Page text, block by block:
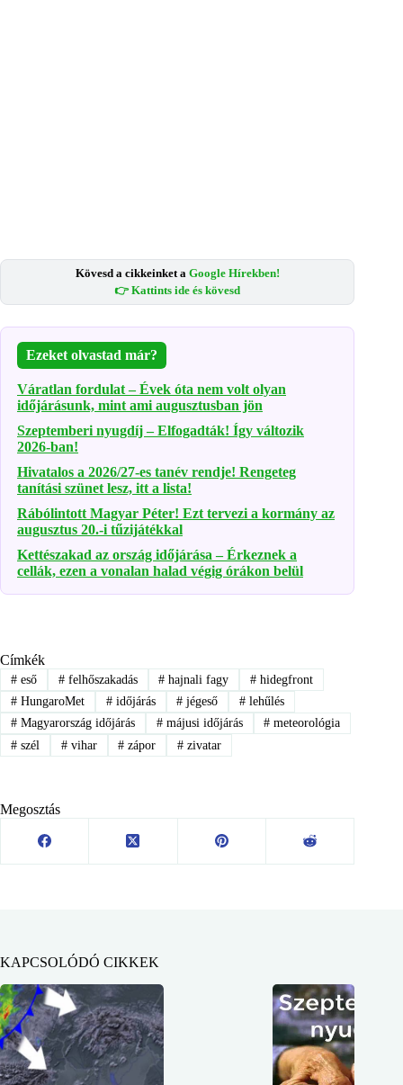
Kövesd a cikkeinket a Google Hírekben!
👉 Kattints ide és kövesd
Ezeket olvastad már?
Váratlan fordulat – Évek óta nem volt olyan
időjárásunk, mint ami augusztusban jön
Szeptemberi nyugdíj – Elfogadták! Így változik
2026-ban!
Hivatalos a 2026/27-es tanév rendje! Rengeteg
tanítási szünet lesz, itt a lista!
Rábólintott Magyar Péter! Ezt tervezi a kormány az
augusztus 20.-i tűzijátékkal
Kettészakad az ország időjárása – Érkeznek a
cellák, ezen a vonalan halad végig órákon belül
Címkék
#eső #felhőszakadás # hajnali fagy # hidegfront
#HungaroMet #időjárás # jégeső # lehűlés
#Magyarország időjárás #májusi időjárás # meteorológia
#szél #vihar # zápor # zivatar
Megosztás
KAPCSOLÓDÓ CIKKEK